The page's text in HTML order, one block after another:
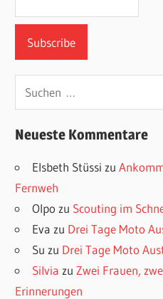
Neueste Kommentare
Elsbeth Stüssi zu
Fernweh
Olpo zu Scouting im
Eva zu Drei Tage Moto
Su zu Drei Tage Moto
Silvia zuZwei Frauen,
Erinnerungen